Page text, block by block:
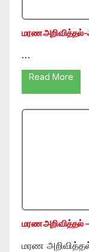
மரண அறிவித்தல்-
…
Read More
மரண அறிவித்தல்
மரண